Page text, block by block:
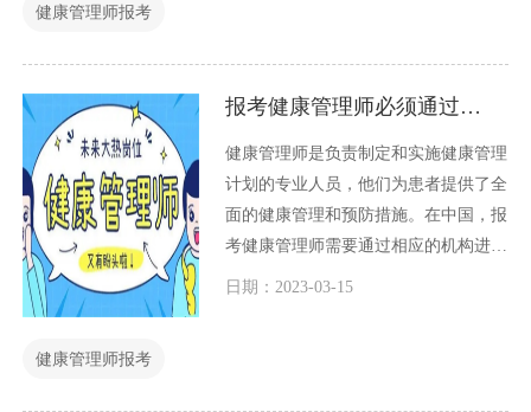
健康管理师报考
报考健康管理师必须通过机构吗？
健康管理师是负责制定和实施健康管理
计划的专业人员，他们为患者提供了全
面的健康管理和预防措施。在中国，报
考健康管理师需要通过相应的机构进行
考试，以获得专业资格认证。那么，是
日期：2023-03-15
健康管理师报考